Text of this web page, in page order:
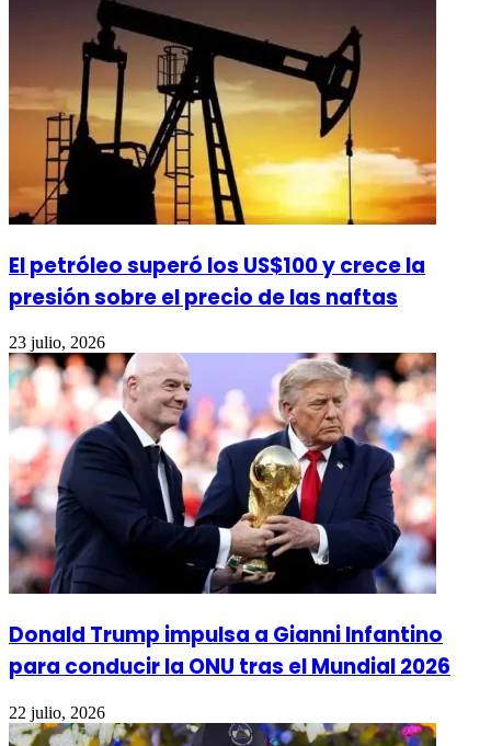
El petróleo superó los US$100 y crece la
presión sobre el precio de las naftas
23 julio, 2026
Donald Trump impulsa a Gianni Infantino
para conducir la ONU tras el Mundial 2026
22 julio, 2026